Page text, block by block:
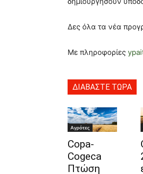
Δες όλα τα νέα
Με πληροφορίες
ΔΙΑΒΑΣΤΕ ΤΩΡΑ
Αγρότες
Copa-
Cogeca
Πτώση